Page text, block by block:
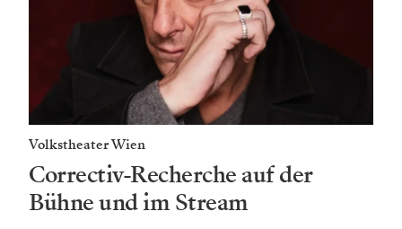
Volkstheater Wien
Correctiv-Recherche auf der
Bühne und im Stream